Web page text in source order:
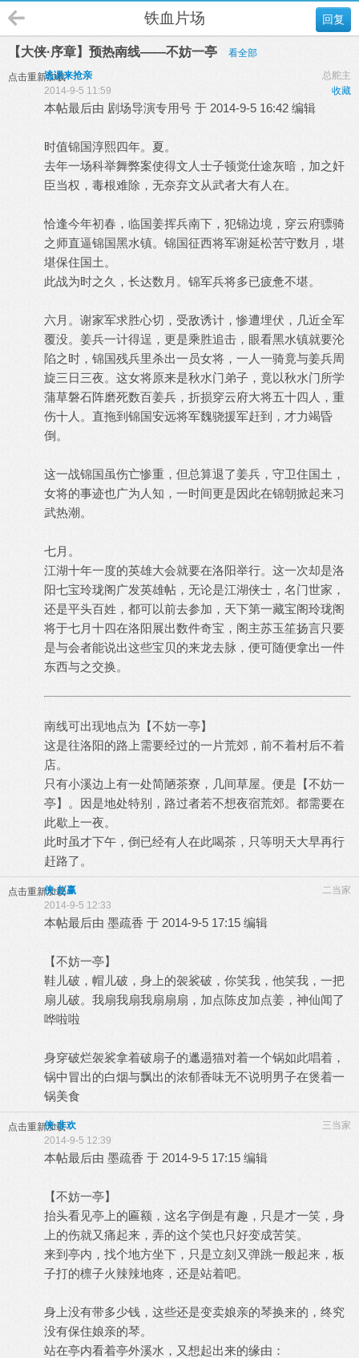
回复
铁血片场
【大侠·序章】预热南线——不妨一亭 看全部
点击重新加载 总舵主
逃课来抢亲
收藏
2014-9-5 11:59
本帖最后由 剧场导演专用号 于 2014-9-5 16:42 编辑
时值锦国淳熙四年。夏。
去年一场科举舞弊案使得文人士子顿觉仕途灰暗，加之奸
臣当权，毒根难除，无奈弃文从武者大有人在。
恰逢今年初春，临国姜挥兵南下，犯锦边境，穿云府骠骑
之师直逼锦国黑水镇。锦国征西将军谢延松苦守数月，堪
堪保住国土。
此战为时之久，长达数月。锦军兵将多已疲惫不堪。
六月。谢家军求胜心切，受敌诱计，惨遭埋伏，几近全军
覆没。姜兵一计得逞，更是乘胜追击，眼看黑水镇就要沦
陷之时，锦国残兵里杀出一员女将，一人一骑竟与姜兵周
旋三日三夜。这女将原来是秋水门弟子，竟以秋水门所学
蒲草磐石阵磨死数百姜兵，折损穿云府大将五十四人，重
伤十人。直拖到锦国安远将军魏骁援军赶到，才力竭昏
倒。
这一战锦国虽伤亡惨重，但总算退了姜兵，守卫住国土，
女将的事迹也广为人知，一时间更是因此在锦朝掀起来习
武热潮。
七月。
江湖十年一度的英雄大会就要在洛阳举行。这一次却是洛
阳七宝玲珑阁广发英雄帖，无论是江湖侠士，名门世家，
还是平头百姓，都可以前去参加，天下第一藏宝阁玲珑阁
将于七月十四在洛阳展出数件奇宝，阁主苏玉笙扬言只要
是与会者能说出这些宝贝的来龙去脉，便可随便拿出一件
东西与之交换。
南线可出现地点为【不妨一亭】
这是往洛阳的路上需要经过的一片荒郊，前不着村后不着
店。
只有小溪边上有一处简陋茶寮，几间草屋。便是【不妨一
亭】。因是地处特别，路过者若不想夜宿荒郊。都需要在
此歇上一夜。
此时虽才下午，倒已经有人在此喝茶，只等明天大早再行
赶路了。
点击重新加载 二当家
侠·赵赢
2014-9-5 12:33
本帖最后由 墨疏香 于 2014-9-5 17:15 编辑
【不妨一亭】
鞋儿破，帽儿破，身上的袈裟破，你笑我，他笑我，一把
扇儿破。我扇我扇我扇扇扇，加点陈皮加点姜，神仙闻了
哗啦啦
身穿破烂袈裟拿着破扇子的邋遢猫对着一个锅如此唱着，
锅中冒出的白烟与飘出的浓郁香味无不说明男子在煲着一
锅美食
点击重新加载 三当家
侠·非欢
2014-9-5 12:39
本帖最后由 墨疏香 于 2014-9-5 17:15 编辑
【不妨一亭】
抬头看见亭上的匾额，这名字倒是有趣，只是才一笑，身
上的伤就又痛起来，弄的这个笑也只好变成苦笑。
来到亭内，找个地方坐下，只是立刻又弹跳一般起来，板
子打的檩子火辣辣地疼，还是站着吧。
身上没有带多少钱，这些还是变卖娘亲的琴换来的，终究
没有保住娘亲的琴。
站在亭内看着亭外溪水，又想起出来的缘由：